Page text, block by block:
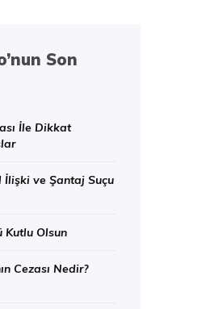
Son
İle Dikkat
ve Şantaj Suçu
Kutlu Olsun
Cezası Nedir?